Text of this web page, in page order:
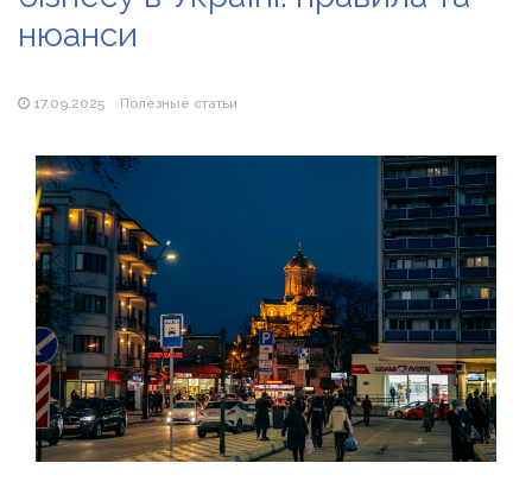
Як збільшити прибуток без відкриття нових кавових
нюанси
17.09.2025 Полезные статьи